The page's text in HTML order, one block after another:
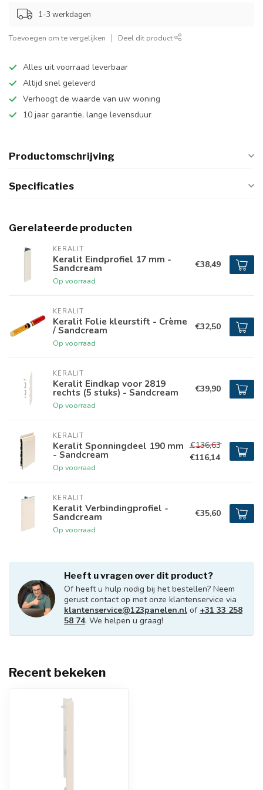
1-3 werkdagen
Toevoegen om te vergelijken Deel dit product
Alles uit voorraad leverbaar
Altijd snel geleverd
Verhoogt de waarde van uw woning
10 jaar garantie, lange levensduur
Productomschrijving
Specificaties
Gerelateerde producten
KERALIT
Keralit Eindprofiel 17 mm -
Sandcream
Op voorraad
€38,49
KERALIT
Keralit Folie kleurstift - Crème
/ Sandcream
Op voorraad
€32,50
KERALIT
Keralit Eindkap voor 2819
rechts (5 stuks) - Sandcream
Op voorraad
€39,90
KERALIT
Keralit Sponningdeel 190 mm
- Sandcream
Op voorraad
€136,63
€116,14
KERALIT
Keralit Verbindingprofiel -
Sandcream
Op voorraad
€35,60
Heeft u vragen over dit product?
Of heeft u hulp nodig bij het bestellen? Neem
gerust contact op met onze klantenservice via
klantenservice@123panelen.nl of +31 33 258
58 74. We helpen u graag!
Recent bekeken